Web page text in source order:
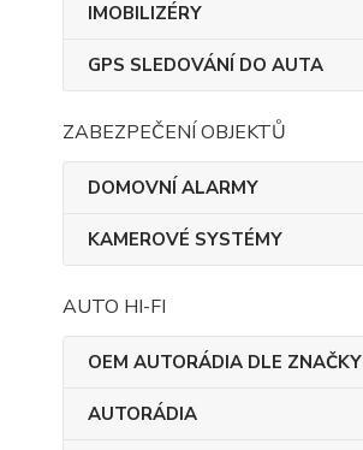
IMOBILIZÉRY
GPS SLEDOVÁNÍ DO AUTA
ZABEZPEČENÍ OBJEKTŮ
DOMOVNÍ ALARMY
KAMEROVÉ SYSTÉMY
AUTO HI-FI
OEM AUTORÁDIA DLE ZNAČKY
AUTORÁDIA